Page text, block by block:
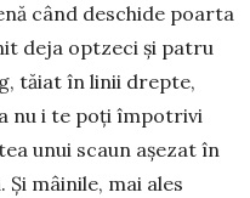
când des­chi­de poarta
deja opt­zeci și patru
tăiat în linii drepte,
nu i te poți împotrivi
unui sca­un așezat în
mâi­nile, mai ales